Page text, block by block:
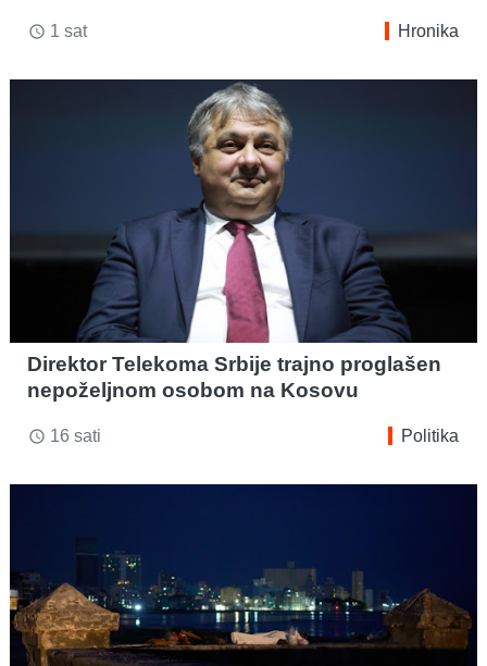
access_time 1 sat Hronika
Direktor Telekoma Srbije trajno proglašen
nepoželjnom osobom na Kosovu
access_time 16 sati Politika